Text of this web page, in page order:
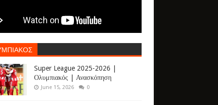
Super League 2025-2026 |
Ολυμπιακός | Ανασκόπηση
June 15, 2026 0